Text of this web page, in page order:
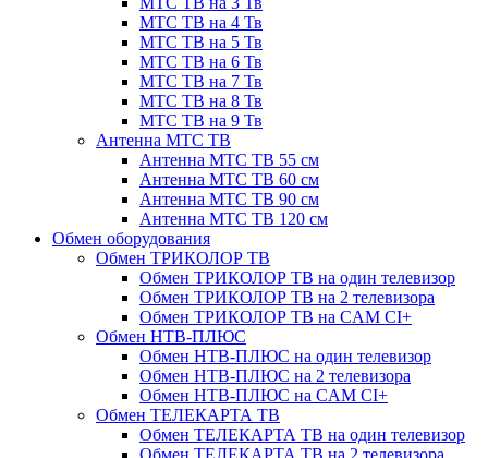
МТС ТВ на 4 Тв
МТС ТВ на 5 Тв
МТС ТВ на 6 Тв
МТС ТВ на 7 Тв
МТС ТВ на 8 Тв
МТС ТВ на 9 Тв
Антенна МТС ТВ
Антенна МТС ТВ 55 см
Антенна МТС ТВ 60 см
Антенна МТС ТВ 90 см
Антенна МТС ТВ 120 см
Обмен оборудования
Обмен ТРИКОЛОР ТВ
Обмен ТРИКОЛОР ТВ на один телевизор
Обмен ТРИКОЛОР ТВ на 2 телевизора
Обмен ТРИКОЛОР ТВ на CAM CI+
Обмен НТВ-ПЛЮС
Обмен НТВ-ПЛЮС на один телевизор
Обмен НТВ-ПЛЮС на 2 телевизора
Обмен НТВ-ПЛЮС на CAM CI+
Обмен ТЕЛЕКАРТА ТВ
Обмен ТЕЛЕКАРТА ТВ на один телевизор
Обмен ТЕЛЕКАРТА ТВ на 2 телевизора